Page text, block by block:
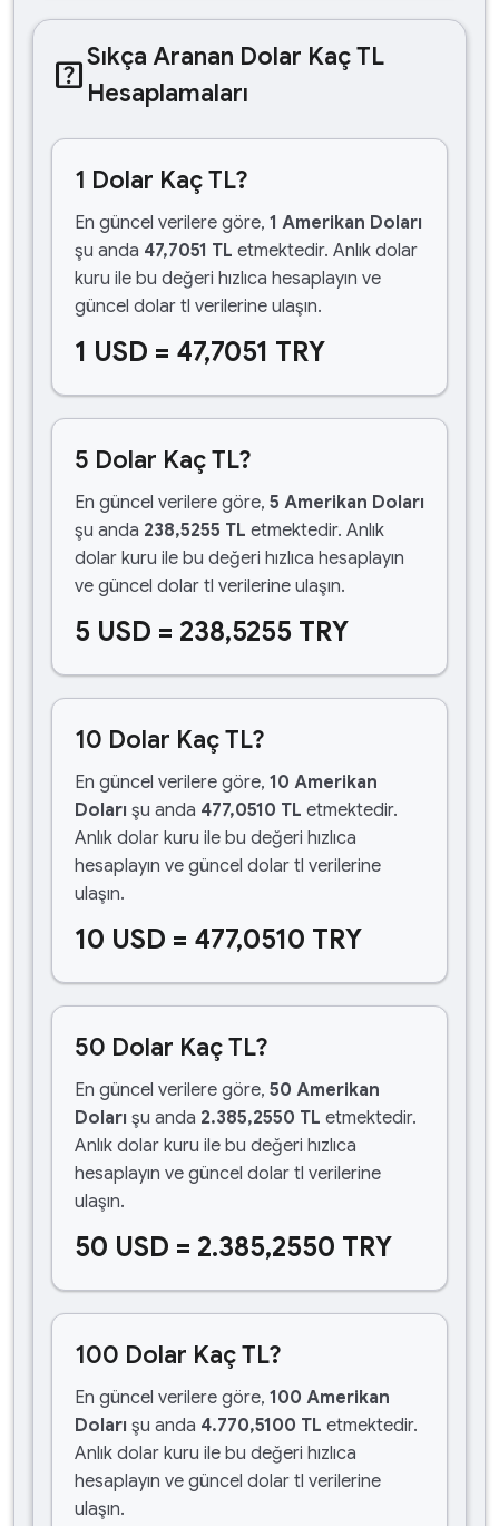
help_centerSıkça Aranan Dolar Kaç TL
Hesaplamaları
1 Dolar Kaç TL?
En güncel verilere göre, 1 Amerikan Doları
şu anda 47,7051 TL etmektedir. Anlık dolar
kuru ile bu değeri hızlıca hesaplayın ve
güncel dolar tl verilerine ulaşın.
1 USD = 47,7051 TRY
5 Dolar Kaç TL?
En güncel verilere göre, 5 Amerikan Doları
şu anda 238,5255 TL etmektedir. Anlık
dolar kuru ile bu değeri hızlıca hesaplayın
ve güncel dolar tl verilerine ulaşın.
5 USD = 238,5255 TRY
10 Dolar Kaç TL?
En güncel verilere göre, 10 Amerikan
Doları şu anda 477,0510 TL etmektedir.
Anlık dolar kuru ile bu değeri hızlıca
hesaplayın ve güncel dolar tl verilerine
ulaşın.
10 USD = 477,0510 TRY
50 Dolar Kaç TL?
En güncel verilere göre, 50 Amerikan
Doları şu anda 2.385,2550 TL etmektedir.
Anlık dolar kuru ile bu değeri hızlıca
hesaplayın ve güncel dolar tl verilerine
ulaşın.
50 USD = 2.385,2550 TRY
100 Dolar Kaç TL?
En güncel verilere göre, 100 Amerikan
Doları şu anda 4.770,5100 TL etmektedir.
Anlık dolar kuru ile bu değeri hızlıca
hesaplayın ve güncel dolar tl verilerine
ulaşın.